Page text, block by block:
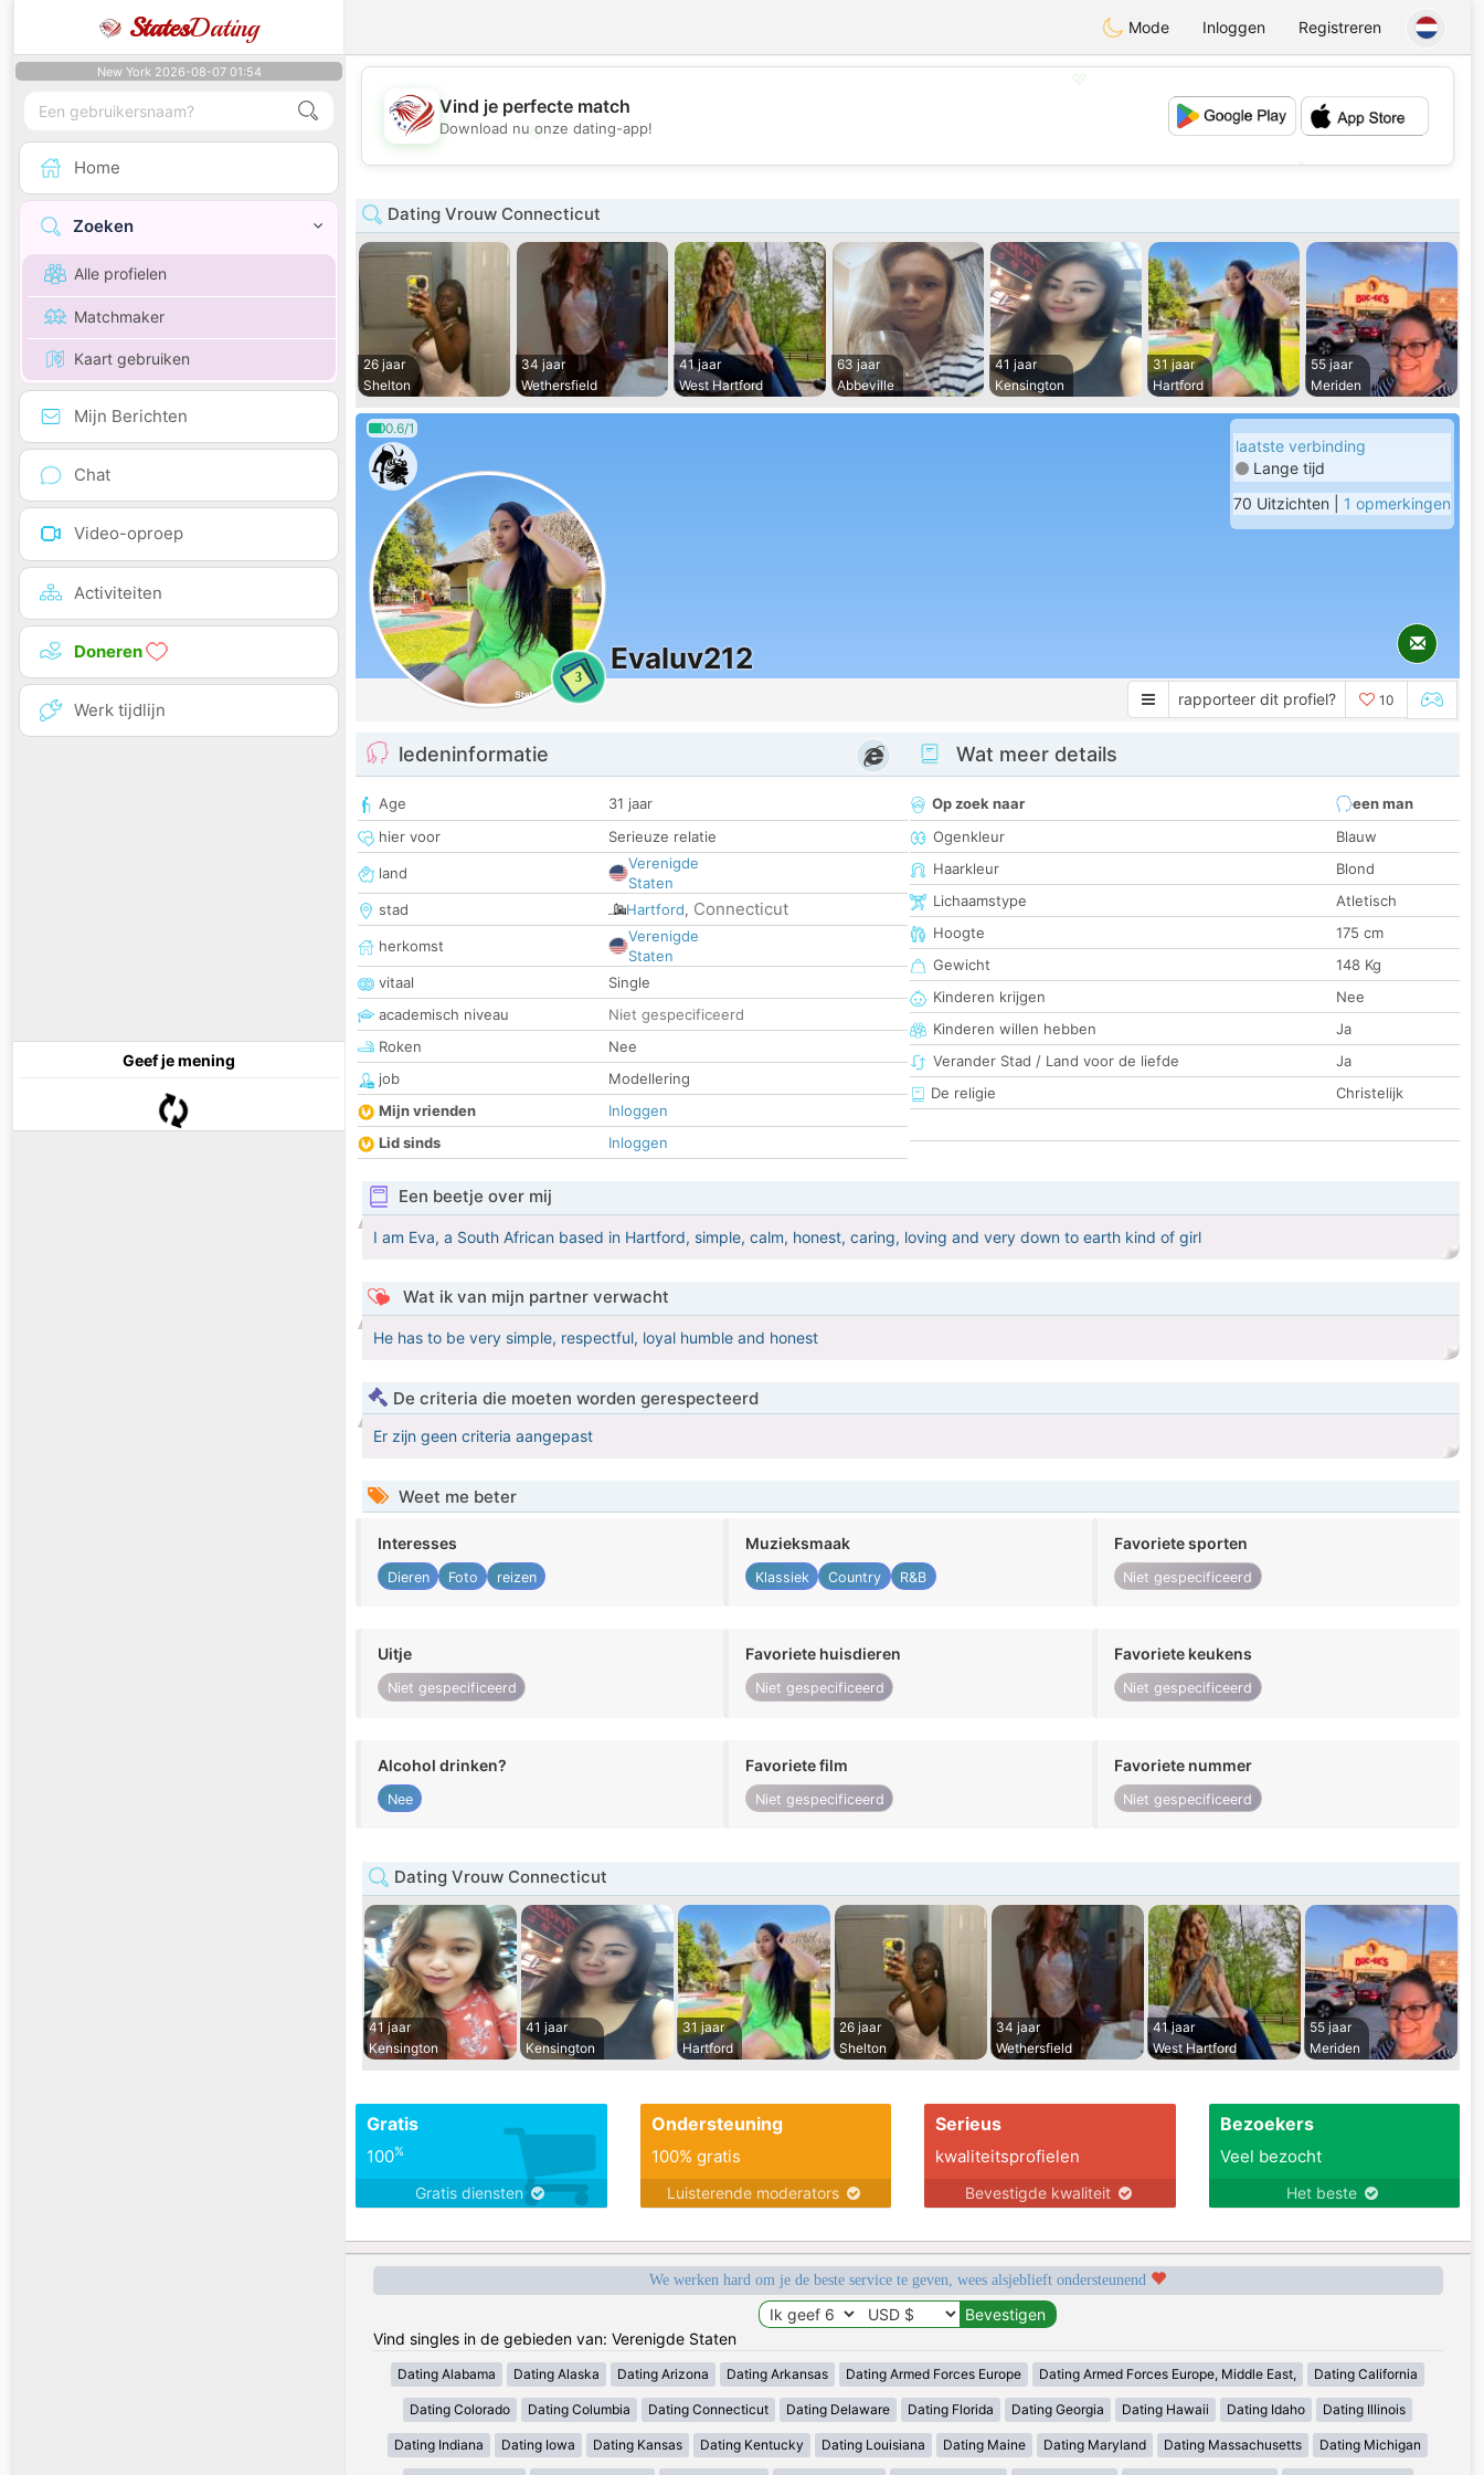
StatesDating Mode Inloggen Registreren
New York 2026-08-07 01:54
Home
Zoeken
Alle profielen
Matchmaker
Kaart gebruiken
Mijn Berichten
Chat
Video-oproep
Activiteiten
Doneren
Werk tijdlijn
Geef je mening
💕
Vind je perfecte match
Download nu onze dating-app!
Dating Vrouw Connecticut
26 jaar
Shelton
34 jaar
Wethersfield
41 jaar
West Hartford
63 jaar
Abbeville
41 jaar
Kensington
31 jaar
Hartford
55 jaar
Meriden
0.6/1
3
Evaluv212
laatste verbinding
Lange tijd
70 Uitzichten | 1 opmerkingen
rapporteer dit profiel? 10
ledeninformatie
Age
31 jaar
hier voor
Serieuze relatie
land
Verenigde
Staten
stad
Hartford, Connecticut
herkomst
Verenigde
Staten
vitaal
Single
academisch niveau
Niet gespecificeerd
Roken
Nee
job
Modellering
Mijn vrienden
Inloggen
Lid sinds
Inloggen
Wat meer details
Op zoek naar
een man
Ogenkleur
Blauw
Haarkleur
Blond
Lichaamstype
Atletisch
Hoogte
175 cm
Gewicht
148 Kg
Kinderen krijgen
Nee
Kinderen willen hebben
Ja
Verander Stad / Land voor de liefde
Ja
De religie
Christelijk
Een beetje over mij
I am Eva, a South African based in Hartford, simple, calm, honest, caring, loving and very down to earth kind of girl
Wat ik van mijn partner verwacht
He has to be very simple, respectful, loyal humble and honest
De criteria die moeten worden gerespecteerd
Er zijn geen criteria aangepast
Weet me beter
Interesses
Dieren Foto reizen
Muzieksmaak
Klassiek Country R&B
Favoriete sporten
Niet gespecificeerd
Uitje
Niet gespecificeerd
Favoriete huisdieren
Niet gespecificeerd
Favoriete keukens
Niet gespecificeerd
Alcohol drinken?
Nee
Favoriete film
Niet gespecificeerd
Favoriete nummer
Niet gespecificeerd
Dating Vrouw Connecticut
41 jaar
Kensington
41 jaar
Kensington
31 jaar
Hartford
26 jaar
Shelton
34 jaar
Wethersfield
41 jaar
West Hartford
55 jaar
Meriden
Gratis
100%
Gratis diensten
Ondersteuning
100% gratis
Luisterende moderators
Serieus
kwaliteitsprofielen
Bevestigde kwaliteit
Bezoekers
Veel bezocht
Het beste
We werken hard om je de beste service te geven, wees alsjeblieft ondersteunend
Vind singles in de gebieden van: Verenigde Staten
Dating Alabama Dating Alaska Dating Arizona Dating Arkansas Dating Armed Forces Europe Dating Armed Forces Europe, Middle East, Dating California
Dating Colorado Dating Columbia Dating Connecticut Dating Delaware Dating Florida Dating Georgia Dating Hawaii Dating Idaho Dating Illinois
Dating Indiana Dating Iowa Dating Kansas Dating Kentucky Dating Louisiana Dating Maine Dating Maryland Dating Massachusetts Dating Michigan